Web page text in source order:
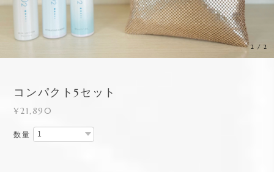
1 /2
コンパクト5セット
¥21,890
数量